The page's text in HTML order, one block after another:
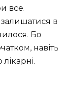
все.
в
Бо
навіть